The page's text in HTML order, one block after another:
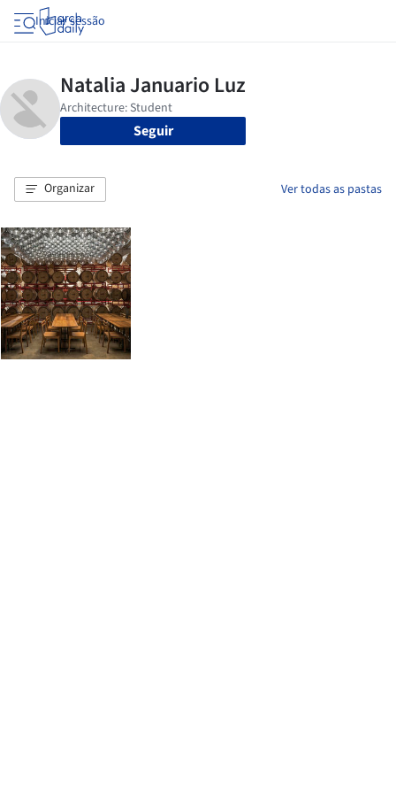
Iniciar sessão
Seguir
Organizar Ver todas as pastas